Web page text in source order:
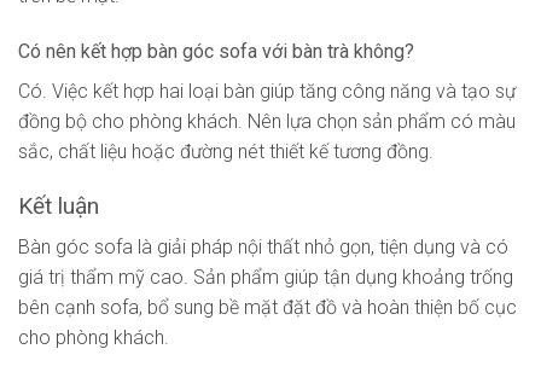
Có nên kết hợp bàn góc sofa với bàn trà không?
Có. Việc kết hợp hai loại bàn giúp tăng công năng và tạo sự
đồng bộ cho phòng khách. Nên lựa chọn sản phẩm có màu
sắc, chất liệu hoặc đường nét thiết kế tương đồng.
Kết luận
Bàn góc sofa là giải pháp nội thất nhỏ gọn, tiện dụng và có
giá trị thẩm mỹ cao. Sản phẩm giúp tận dụng khoảng trống
bên cạnh sofa, bổ sung bề mặt đặt đồ và hoàn thiện bố cục
cho phòng khách.